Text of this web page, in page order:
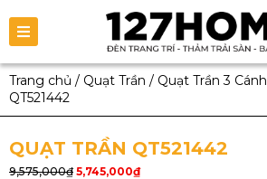
Trang chủ / Quạt Trần / Quạt Trần 3 Cánh
QT521442
QUẠT TRẦN QT521442
9,575,000₫ 5,745,000₫